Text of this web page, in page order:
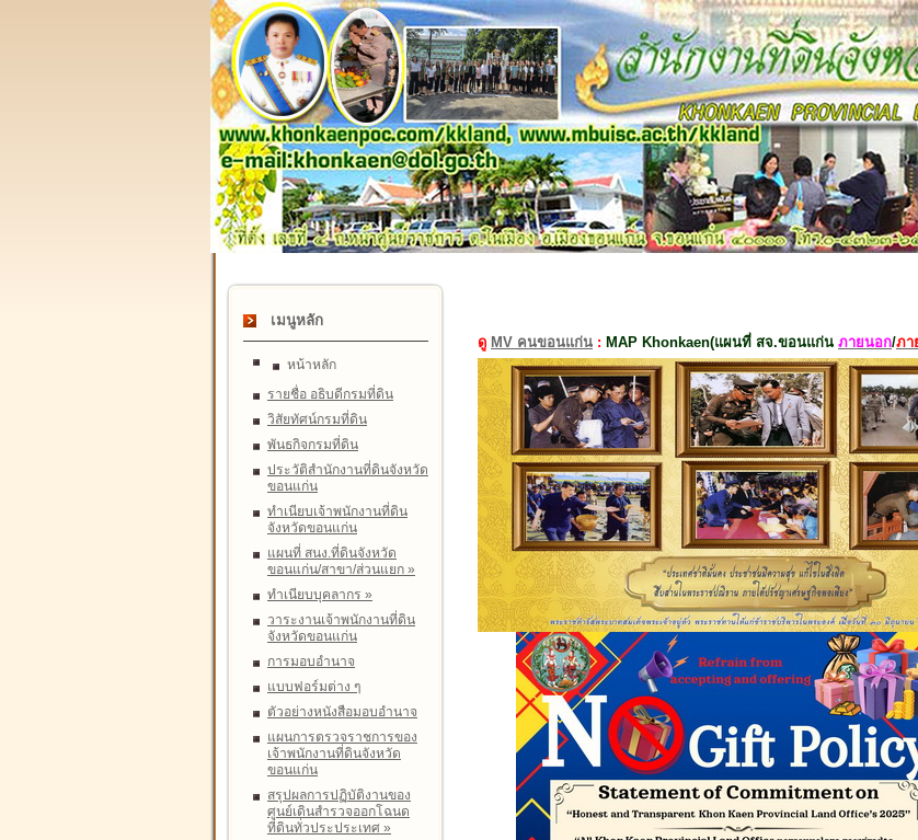
เมนูหลัก
หน้าหลัก
รายชื่อ อธิบดีกรมที่ดิน
วิสัยทัศน์กรมที่ดิน
พันธกิจกรมที่ดิน
ประวัติสำนักงานที่ดินจังหวัด
ขอนแก่น
ทำเนียบเจ้าพนักงานที่ดิน
จังหวัดขอนแก่น
แผนที่ สนง.ที่ดินจังหวัด
ขอนแก่น/สาขา/ส่วนแยก »
ทำเนียบบุคลากร »
วาระงานเจ้าพนักงานที่ดิน
จังหวัดขอนแก่น
การมอบอำนาจ
แบบฟอร์มต่าง ๆ
ตัวอย่างหนังสือมอบอำนาจ
แผนการตรวจราชการของ
เจ้าพนักงานที่ดินจังหวัด
ขอนแก่น
สรุปผลการปฏิบัติงานของ
ศูนย์เดินสำรวจออกโฉนด
ที่ดินทั่วประประเทศ »
ดู MV คนขอนแก่น : MAP Khonkaen(แผนที่ สจ.ขอนแก่น ภายนอก/ภา